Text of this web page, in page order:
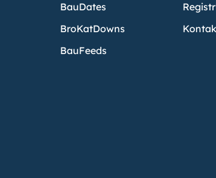
BauDates
BroKatDowns
BauFeeds